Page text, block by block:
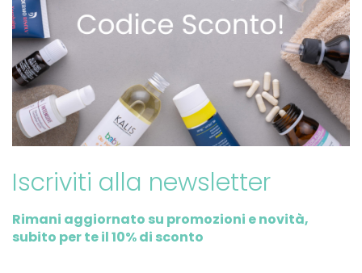
Iscriviti alla newsletter
Rimani aggiornato su promozioni e novità,
subito per te il 10% di sconto